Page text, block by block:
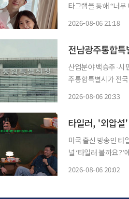
타그램을 통해 “너무
2026-08-06 21:18
전남광주통합
산업분야 백승주·시
주통합특별시가 전
2026-08-06 20:33
미국 출신 방송인 타일
널 ‘타일러 볼까요
2026-08-06 20:02